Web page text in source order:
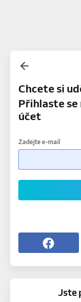
Chcete si
Přihlaste
účet
Zadejte e-mail
Jste